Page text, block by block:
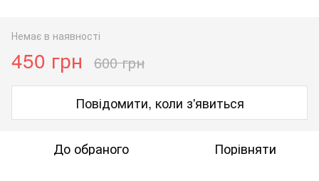
Немає в наявності
450 грн 600 грн
Повідомити, коли з'явиться
До обраного Порівняти